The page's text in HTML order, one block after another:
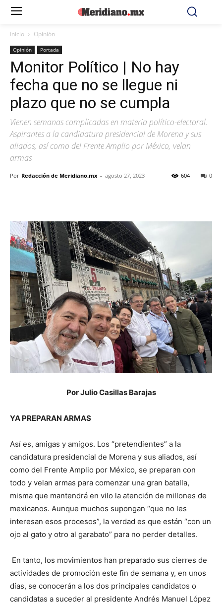
Inicio Opinión
Opinión Portada
Monitor Político | No hay
fecha que no se llegue ni
plazo que no se cumpla
Vienen semanas complicadas en materia político-electoral.
Aspirantes a la candidatura presidencial de Morena y sus
aliados, así como del Frente Amplio por México, velan
armas
Por Redacción de Meridiano.mx - agosto 27, 2023 0
604
Por Julio Casillas Barajas
YA PREPARAN ARMAS
Así es, amigas y amigos. Los “pretendientes” a la
candidatura presidencial de Morena y sus aliados, así
como del Frente Amplio por México, se preparan con
todo y velan armas para comenzar una gran batalla,
misma que mantendrá en vilo la atención de millones de
mexicanos. Aunque muchos supongan “que no les
interesan esos procesos”, la verdad es que están “con un
ojo al gato y otro al garabato” para no perder detalles.
En tanto, los movimientos han preparado sus cierres de
actividades de promoción este fin de semana y, en unos
días, se conocerán a los dos principales candidatos o
candidatas a suceder al presidente Andrés Manuel López